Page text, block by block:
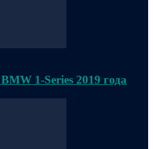
1-Series 2019 года